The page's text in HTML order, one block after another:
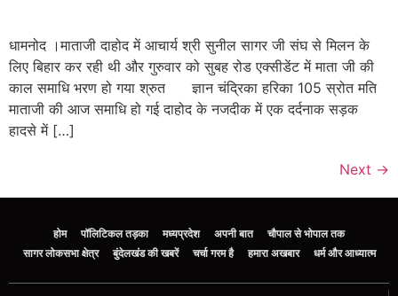
धामनोद ।माताजी दाहोद में आचार्य श्री सुनील सागर जी संघ से मिलन के
लिए बिहार कर रही थी और गुरुवार को सुबह रोड एक्सीडेंट में माता जी की
काल समाधि भरण हो गया श्रुत ज्ञान चंद्रिका हरिका 105 स्रोत मति
माताजी की आज समाधि हो गई दाहोद के नजदीक में एक दर्दनाक सड़क
हादसे में […]
Next →
होम पॉलिटिकल तड़का मध्यप्रदेश अपनी बात
चौपाल से भोपाल तक
सागर लोकसभा क्षेत्र
बुंदेलखंड की खबरें चर्चा गरम है हमारा अखबार धर्म और आध्यात्म